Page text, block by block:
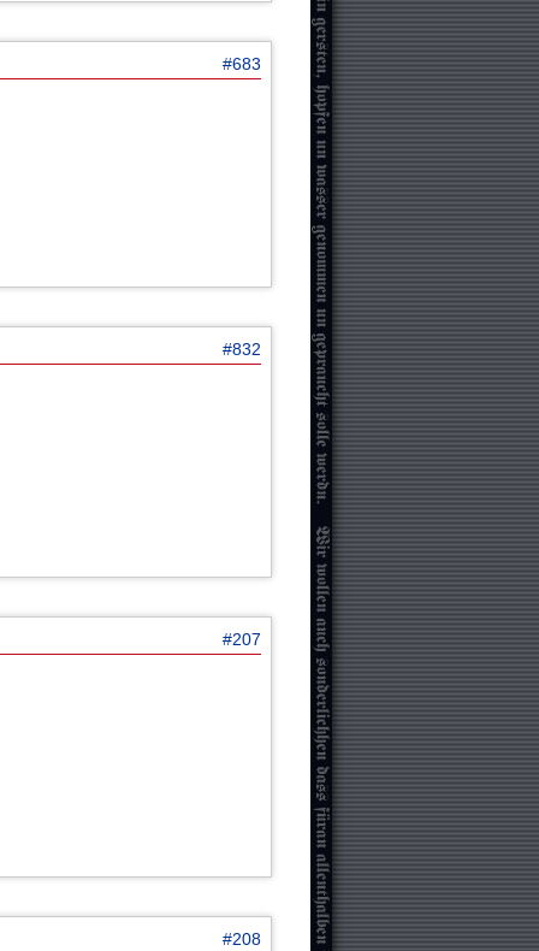
#683
#832
#207
#208